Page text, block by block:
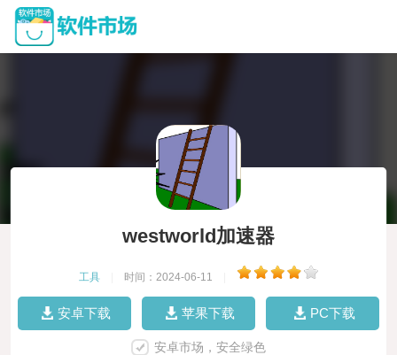
westworld加速器
工具 时间：2024-06-11
安卓下载 苹果下载 PC下载
安卓市场，安全绿色